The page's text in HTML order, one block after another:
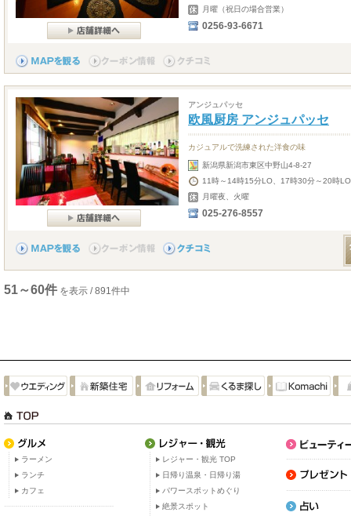
月曜（祝日の場合営業）
0256-93-6671
アンジュパッセ
欧風厨房 アンジュパッセ
カジュアルで洗練された洋食の味
新潟県新潟市東区中野山4-8-27
11時～14時15分LO、17時30分～20時LO
月曜夜、火曜
025-276-8557
51～60件 を表示 / 891件中
ラーメン
ランチ
カフェ
レジャー・観光 TOP
日帰り温泉・日帰り湯
パワースポットめぐり
絶景スポット